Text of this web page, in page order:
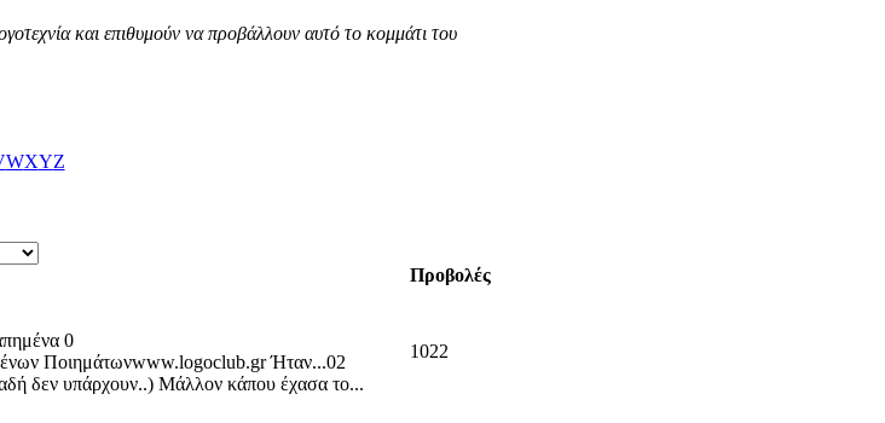
και επιθυμούν να προβάλλουν αυτό το κομμάτι του
WXYZ
Προβολές
0
Ποιημάτωνwww.logoclub.gr Ήταν...02
δεν υπάρχουν..) Μάλλον κάπου έχασα το...
1022